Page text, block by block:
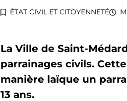
ÉTAT CIVIL ET CITOYENNETÉ
La Ville de Saint-
parrainages civils.
manière laïque un
13 ans.